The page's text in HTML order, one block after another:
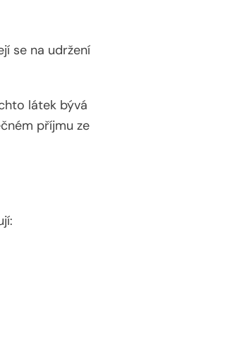
se na udržení
látek bývá
příjmu ze